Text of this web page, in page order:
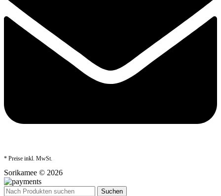
* Preise inkl. MwSt.
Sorikamee © 2026
Suchen